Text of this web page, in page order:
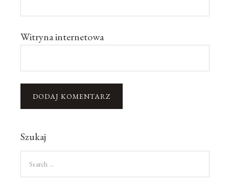
Witryna internetowa
Szukaj